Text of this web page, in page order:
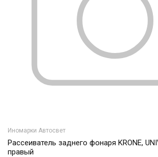
Иномарки Автосвет
Рассеиватель заднего фонаря KRONE,
правый